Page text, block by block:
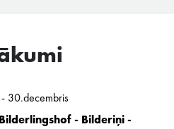
- 30.decembris
- Bilderiņi -